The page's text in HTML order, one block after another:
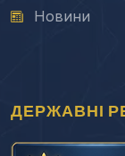
Новини
ДЕРЖАВНІ